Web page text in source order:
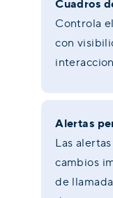
Cuadros
Controla
con
Alertas
Las
cambios
de